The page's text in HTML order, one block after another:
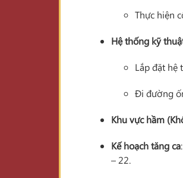
Thực hiện
Hệ thống kỹ
Lắp đặt hệ
Đi đường
Khu vực hầm
Kế hoạch tăng ca
– 22.